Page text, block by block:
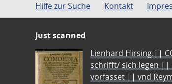
Hilfe zur Suche Kontakt
Just scanned
Lienhard Hirsing.||
schrifft/ sich legen ||
vorfasset || vnd